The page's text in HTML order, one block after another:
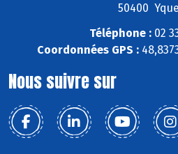
50400
Téléphone : 02
Coordonnées GPS :
Nous suivre sur